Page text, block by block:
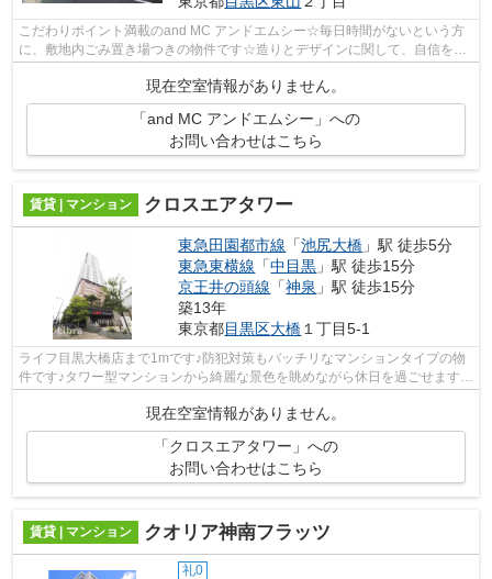
こだわりポイント満載のand MC アンドエムシー☆毎日時間がないという方
に、敷地内ごみ置き場つきの物件です☆造りとデザインに関して、自信をも
現在空室情報がありません。
「and MC アンドエムシー」への
お問い合わせはこちら
賃貸 | マンション クロスエアタワー
東急田園都市線 「池尻大橋 」駅 徒歩5分
東急東横線 「中目黒 」駅 徒歩15分
京王井の頭線 「神泉 」駅 徒歩15分
築13年
東京都目黒区大橋 １丁目5-1
ライフ目黒大橋店まで1mです♪防犯対策もバッチリなマンションタイプの物
件です♪タワー型マンションから綺麗な景色を眺めながら休日を過ごせます♪
現在空室情報がありません。
「クロスエアタワー」への
お問い合わせはこちら
賃貸 | マンション クオリア神南フラッツ
礼0